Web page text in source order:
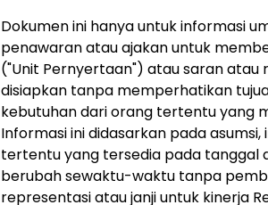
Dokumen ini hanya untuk informasi
penawaran atau ajakan untuk
("Unit Pernyertaan") atau saran atau
disiapkan tanpa memperhatikan
kebutuhan dari orang tertentu yang
Informasi ini didasarkan pada
tertentu yang tersedia pada tanggal
berubah sewaktu-waktu tanpa
representasi atau janji untuk kinerja